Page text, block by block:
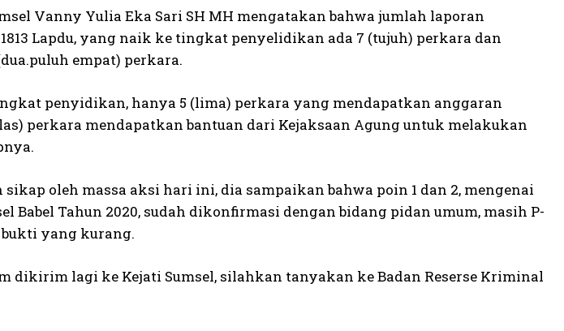
Vanny Yulia Eka Sari SH MH mengatakan bahwa jumlah laporan
Lapdu, yang naik ke tingkat penyelidikan ada 7 (tujuh) perkara dan
empat) perkara.
penyidikan, hanya 5 (lima) perkara yang mendapatkan anggaran
perkara mendapatkan bantuan dari Kejaksaan Agung untuk melakukan
oleh massa aksi hari ini, dia sampaikan bahwa poin 1 dan 2, mengenai
Babel Tahun 2020, sudah dikonfirmasi dengan bidang pidan umum, masih P-
yang kurang.
dikirim lagi ke Kejati Sumsel, silahkan tanyakan ke Badan Reserse Kriminal